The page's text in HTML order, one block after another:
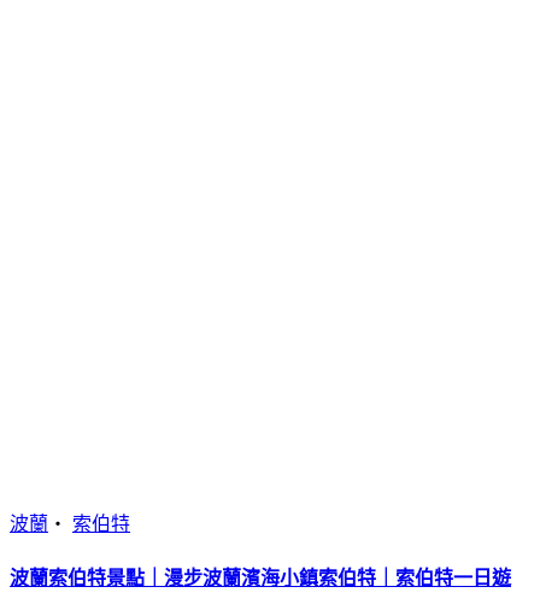
波蘭 ・ 索伯特
波蘭索伯特景點｜漫步波蘭濱海小鎮索伯特｜索伯特一日遊